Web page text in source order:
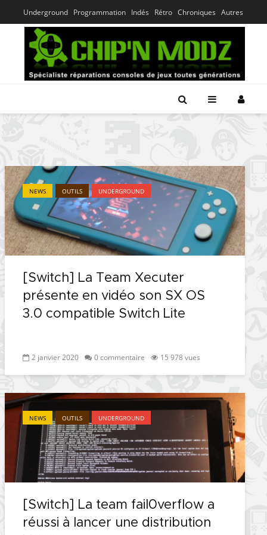
Underground Programmation Indés Rétro Chroniques Autres
NEWS OUTILS UNDERGROUND
[Switch] La Team Xecuter
présente en vidéo son SX OS
3.0 compatible Switch Lite
2 janvier 2020 0 commentaire 15 978 vues
NEWS OUTILS UNDERGROUND
[Switch] La team fail0verflow a
réussi à lancer une distribution
[Vita] Ouverture de
KyûHEN, le nouveau
concours de
homebrews
[PSP] Débricker une
désormais
possible avec Baryon
Sweeper !
[Switch] Les
commandes
nouveaux SX
SX Lite sont
[Switch] SX